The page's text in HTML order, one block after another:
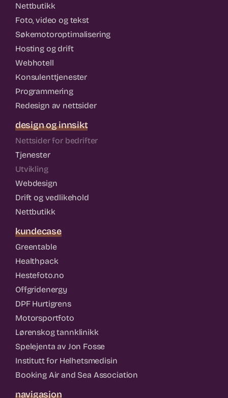
Nettbutikk
Foto, video og tekst
Søkemotoroptimalisering
Hosting og drift
Webhotell
Konsulenttjenester
Programmering
Redesign av nettsider
design og innsikt
Nettsider for bedrifter
Tjenester
Utvikling
Webdesign
Drift og vedlikehold
Nettbutikk
kundecase
Greentable
Healthpack
Hestefoto.no
Offgridenergy
DPF Hurtigrens
Motorsportfoto
Lørenskog tannklinikk
Spelejenta av Jon Fosse
Institutt for Helhetsmedisin
Booking Air and Sea Association
navigasjon